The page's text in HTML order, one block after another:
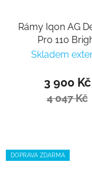
Rámy Iqon AG
Pro 110
Skladem
3 900 Kč
4 047 Kč
DOPRAVA ZDARMA